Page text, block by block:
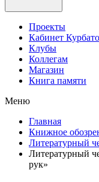
Проекты
Кабинет
Клубы
Коллегам
Магазин
Книга памяти
Меню
Главная
Книжное
Литературный
Литературный
рук»